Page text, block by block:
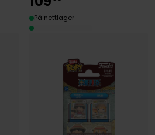
På nettlager